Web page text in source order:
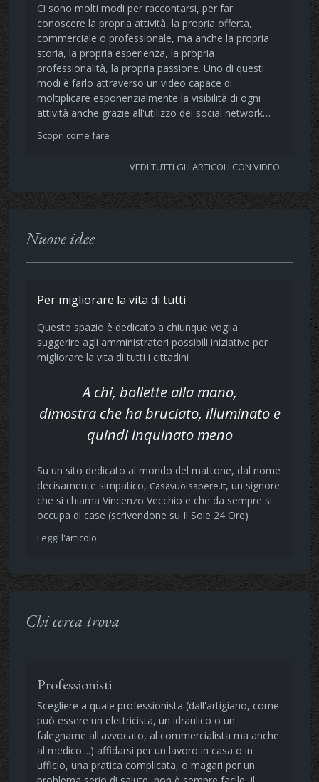
Ci sono molti modi per raccontarsi, per far
conoscere la propria attività, la propria offerta,
commerciale o professionale, ma anche la propria
storia, la propria esperienza, la propria
professionalità, la propria passione. Uno di questi
modi è farlo attraverso un video capace di
moltiplicare esponenzialmente la visibilità di ogni
attività anche grazie all'utilizzo dei social network…
Scopri come fare
VEDI TUTTI GLI ARTICOLI CON VIDEO
Nuove idee
Per migliorare la vita di tutti
Questo spazio è dedicato a chiunque voglia
suggerire agli amministratori possibili iniziative per
migliorare la vita di tutti i cittadini
A chi, bollette alla mano,
dimostra che ha bruciato, illuminato e
quindi inquinato meno
Su un sito dedicato al mondo del mattone, dal nome
decisamente simpatico, Casavuoisapere.it, un signore
che si chiama Vincenzo Vecchio e che da sempre si
occupa di case (scrivendone su Il Sole 24 Ore)
Leggi l'articolo
Chi cerca trova
Professionisti
Scegliere a quale professionista (dall'artigiano, come
può essere un elettricista, un idraulico o un
falegname all'avvocato, al commercialista ma anche
al medico....) affidarsi per un lavoro in casa o in
ufficio, una pratica complicata, o magari per un